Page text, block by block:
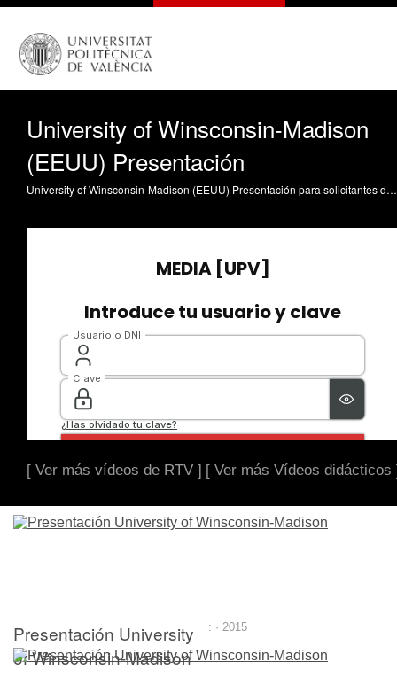
University of Winsconsin-Madison
(EEUU) Presentación
University of Winsconsin-Madison (EEUU) Presentación para solicitantes de beca PROMOE con gestores de programas de intercambio de UWM, gestores del programa PROMOE en la UPV y sesión de preguntas de estudiantes
[ Ver más vídeos de RTV ] [ Ver más Vídeos didácticos
Presentación University
of Winsconsin-Madison
: · 2015